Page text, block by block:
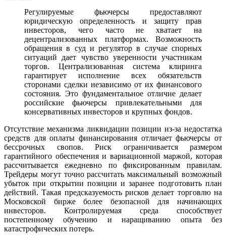
Регулируемые фьючерсы предоставляют
юридическую определенность и защиту прав
инвесторов, чего часто не хватает на
децентрализованных платформах. Возможность
обращения в суд и регулятор в случае спорных
ситуаций дает чувство уверенности участникам
торгов. Централизованная система клиринга
гарантирует исполнение всех обязательств
сторонами сделки независимо от их финансового
состояния. Это фундаментальное отличие делает
российские фьючерсы привлекательными для
консервативных инвесторов и крупных фондов.
Отсутствие механизма ликвидации позиции из-за недостатка
средств для оплаты финансирования отличает фьючерсы от
бессрочных свопов. Риск ограничивается размером
гарантийного обеспечения и вариационной маржой, которая
рассчитывается ежедневно по фиксированным правилам.
Трейдеры могут точно рассчитать максимальный возможный
убыток при открытии позиции и заранее подготовить план
действий. Такая предсказуемость рисков делает торговлю на
Московской бирже более безопасной для начинающих
инвесторов. Контролируемая среда способствует
постепенному обучению и наращиванию опыта без
катастрофических потерь.